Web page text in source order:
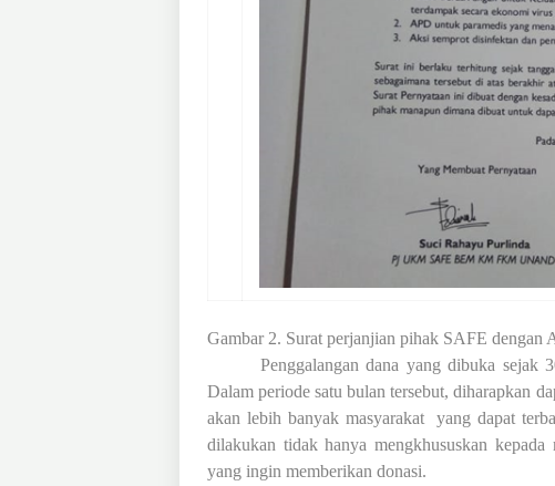
Gambar 2. Surat perjanjian pihak SAFE dengan
Penggalangan dana yang dibuka
Dalam periode satu bulan tersebut, diharapkan
akan lebih banyak masyarakat
yang dapat
dilakukan tidak hanya mengkhususkan
yang ingin memberikan donasi.